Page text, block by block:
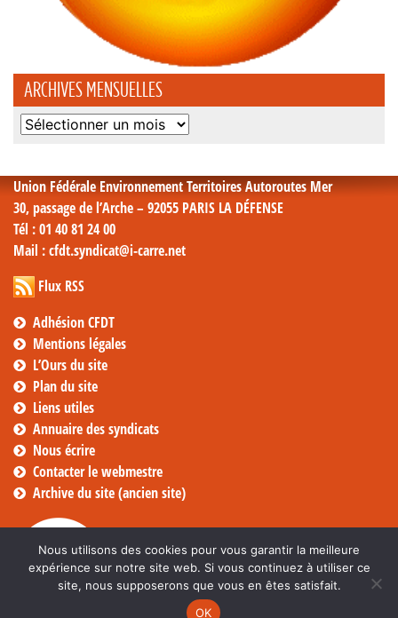
ARCHIVES MENSUELLES
Archives
Union Fédérale Environnement Territoires Autoroutes Mer
30, passage de l’Arche – 92055 PARIS LA DÉFENSE
Tél : 01 40 81 24 00
Mail : cfdt.syndicat@i-carre.net
Flux RSS
Adhésion CFDT
Mentions légales
L’Ours du site
Plan du site
Liens utiles
Annuaire des syndicats
Nous écrire
Contacter le webmestre
Archive du site (ancien site)
Nous utilisons des cookies pour vous garantir la meilleure
expérience sur notre site web. Si vous continuez à utiliser ce
site, nous supposerons que vous en êtes satisfait.
OK